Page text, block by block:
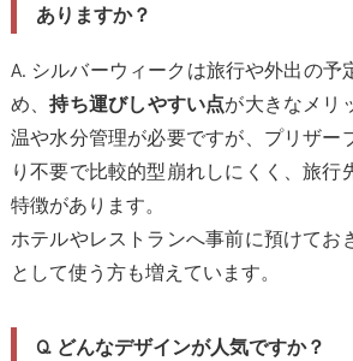
ありますか？
A. シルバーウィークは旅行や外出の予
め、持ち運びしやすい点が大きなメリ
温や水分管理が必要ですが、プリザー
り不要で比較的型崩れしにくく、旅行
特徴があります。
ホテルやレストランへ事前に預けてお
として使う方も増えています。
Q. どんなデザインが人気ですか？